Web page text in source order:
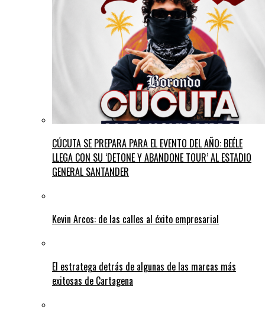
CÚCUTA SE PREPARA PARA EL EVENTO DEL AÑO: BEÉLE
LLEGA CON SU ‘DETONE Y ABANDONE TOUR’ AL ESTADIO
GENERAL SANTANDER
Kevin Arcos: de las calles al éxito empresarial
El estratega detrás de algunas de las marcas más
exitosas de Cartagena